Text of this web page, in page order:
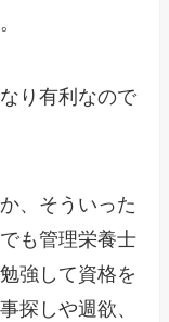
り有利なので
、そういった
も管理栄養士
強して資格を
探しや週欲、